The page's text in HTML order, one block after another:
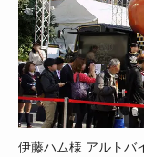
伊藤ハム様 アルトバ